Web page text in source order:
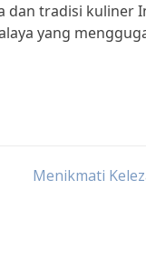
tradisi kuliner
yang
Menikmati